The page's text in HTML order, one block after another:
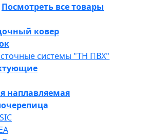
Посмотреть все товары
ковер
системы "ТН ПВХ"
наплавляемая